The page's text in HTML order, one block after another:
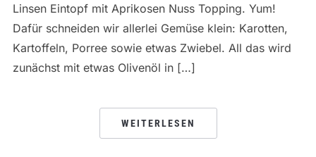
Linsen Eintopf mit Aprikosen Nuss Topping. Yum!
Dafür schneiden wir allerlei Gemüse klein: Karotten,
Kartoffeln, Porree sowie etwas Zwiebel. All das wird
zunächst mit etwas Olivenöl in […]
WEITERLESEN